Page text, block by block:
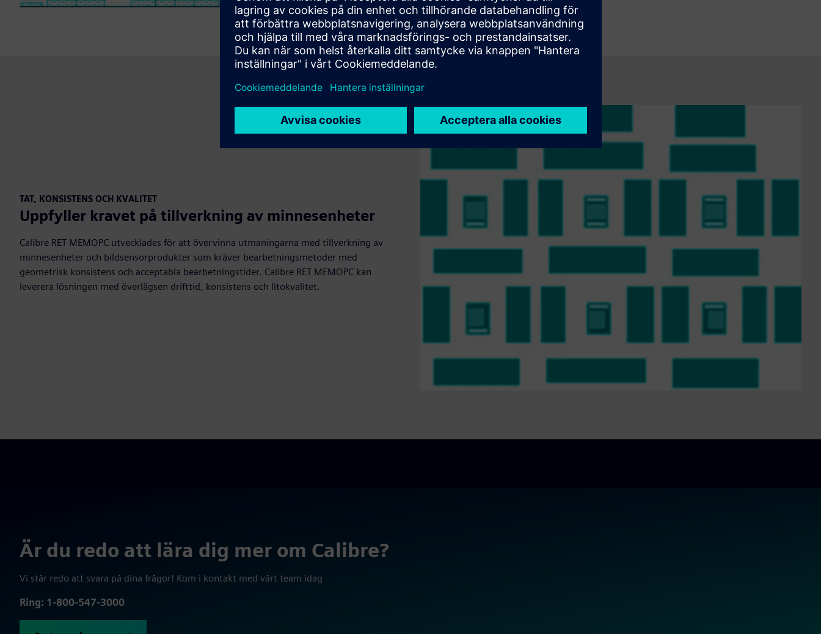
TAT, KONSISTENS OCH KVALITET
Uppfyller kravet på tillverkning av minnesenheter
Calibre RET MEMOPC utvecklades för att övervinna utmaningarna med tillverkning av
minnesenheter och bildsensorprodukter som kräver bearbetningsmetoder med
geometrisk konsistens och acceptabla bearbetningstider. Calibre RET MEMOPC kan
leverera lösningen med överlägsen drifttid, konsistens och litokvalitet.
Är du redo att lära dig mer om Calibre?
Vi står redo att svara på dina frågor! Kom i kontakt med vårt team idag
Ring: 1-800-547-3000